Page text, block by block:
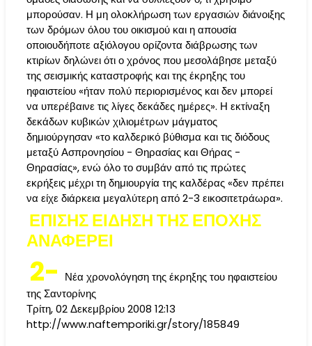
μπορούσαν. Η μη ολοκλήρωση των εργασιών διάνοιξης
των δρόμων όλου του οικισμού και η απουσία
οποιουδήποτε αξιόλογου ορίζοντα διάβρωσης των
κτιρίων δηλώνει ότι ο χρόνος που μεσολάβησε μεταξύ
της σεισμικής καταστροφής και της έκρηξης του
ηφαιστείου «ήταν πολύ περιορισμένος και δεν μπορεί
να υπερέβαινε τις λίγες δεκάδες ημέρες». Η εκτίναξη
δεκάδων κυβικών χιλιομέτρων μάγματος
δημιούργησαν «το καλδερικό βύθισμα και τις διόδους
μεταξύ Ασπρονησίου - Θηρασίας και Θήρας -
Θηρασίας», ενώ όλο το συμβάν από τις πρώτες
εκρήξεις μέχρι τη δημιουργία της καλδέρας «δεν πρέπει
να είχε διάρκεια μεγαλύτερη από 2-3 εικοσιτετράωρα».
ΕΠΙΣΗΣ ΕΙΔΗΣΗ ΤΗΣ ΕΠΟΧΗΣ
ΑΝΑΦΕΡΕΙ
2- Νέα χρονολόγηση της έκρηξης του ηφαιστείου
της Σαντορίνης
Τρίτη, 02 Δεκεμβρίου 2008 12:13
http://www.naftemporiki.gr/story/185849